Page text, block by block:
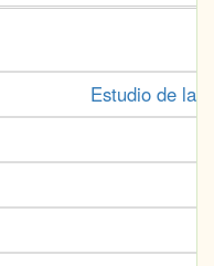
Estudio de la